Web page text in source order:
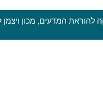
להוראת המדעים, מכון